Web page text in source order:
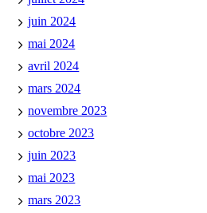
juin 2024
mai 2024
avril 2024
mars 2024
novembre 2023
octobre 2023
juin 2023
mai 2023
mars 2023